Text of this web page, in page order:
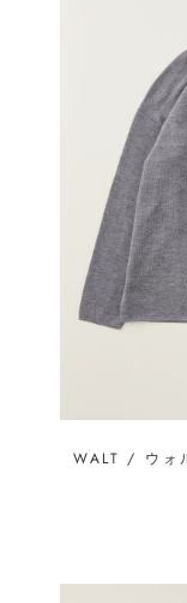
WALT / ウォ